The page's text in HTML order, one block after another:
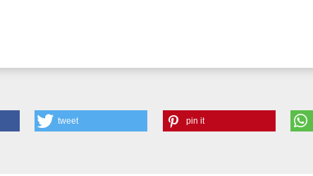
tweet pin it